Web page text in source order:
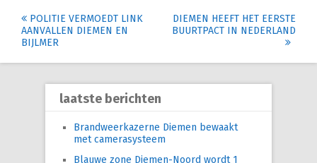
Post
navigation
POLITIE VERMOEDT LINK
AANVALLEN DIEMEN EN
BIJLMER
DIEMEN HEEFT HET EERSTE
BUURTPACT IN NEDERLAND
laatste berichten
Brandweerkazerne Diemen bewaakt
met camerasysteem
Blauwe zone Diemen-Noord wordt 1